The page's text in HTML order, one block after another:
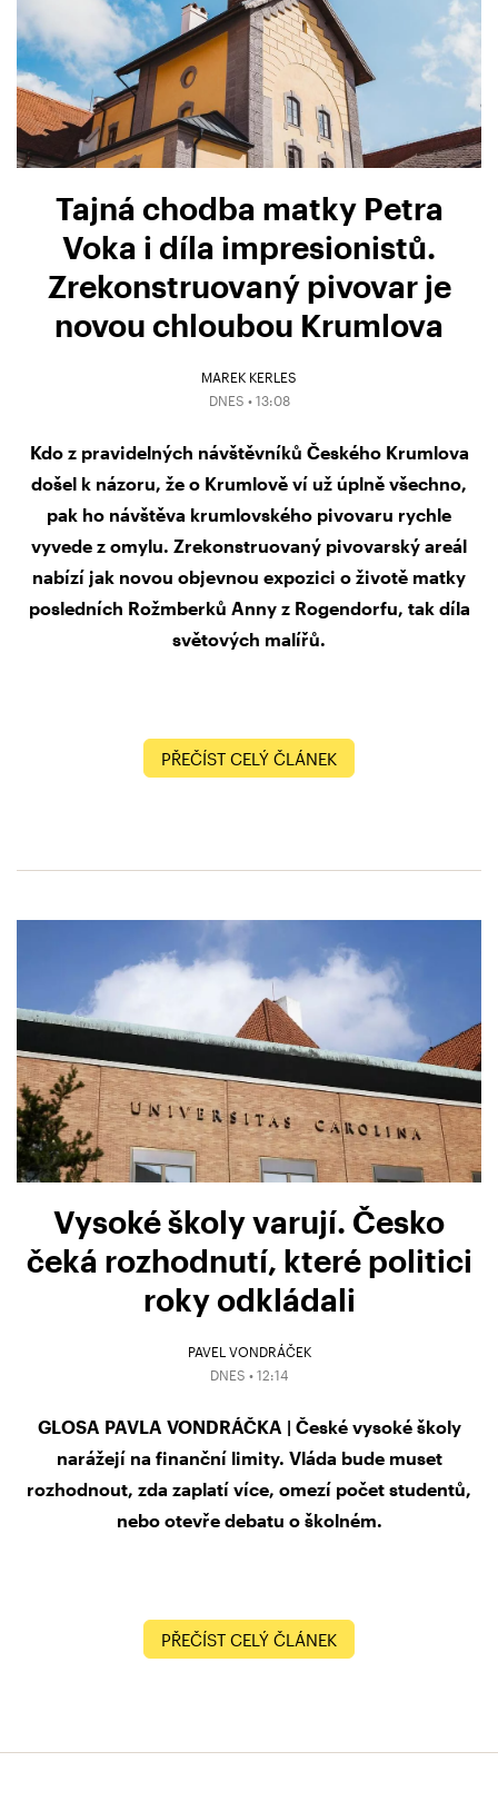
Tajná chodba matky Petra
Voka i díla impresionistů.
Zrekonstruovaný pivovar je
novou chloubou Krumlova
MAREK KERLES
DNES • 13:08
Kdo z pravidelných návštěvníků Českého Krumlova
došel k názoru, že o Krumlově ví už úplně všechno,
pak ho návštěva krumlovského pivovaru rychle
vyvede z omylu. Zrekonstruovaný pivovarský areál
nabízí jak novou objevnou expozici o životě matky
posledních Rožmberků Anny z Rogendorfu, tak díla
světových malířů.
PŘEČÍST CELÝ ČLÁNEK
Vysoké školy varují. Česko
čeká rozhodnutí, které politici
roky odkládali
PAVEL VONDRÁČEK
DNES • 12:14
GLOSA PAVLA VONDRÁČKA | České vysoké školy
narážejí na finanční limity. Vláda bude muset
rozhodnout, zda zaplatí více, omezí počet studentů,
nebo otevře debatu o školném.
PŘEČÍST CELÝ ČLÁNEK